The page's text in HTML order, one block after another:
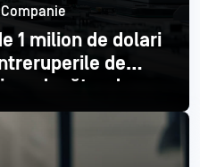
1 milion de dolari
de
de
3